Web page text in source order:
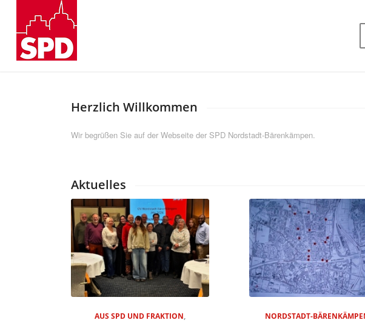
Herzlich Willkommen
Wir begrüßen Sie auf der Webseite der SPD Nordstadt-Bärenkämpen.
Aktuelles
AUS SPD UND FRAKTION,
NORDSTADT-